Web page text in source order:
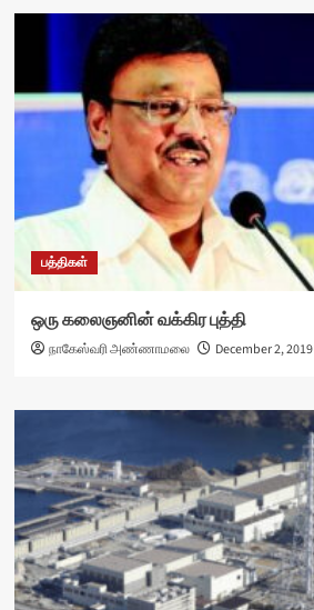
பத்திகள்
ஒரு கலைஞனின் வக்கிர புத்தி
நாகேஸ்வரி அண்ணாமலை December 2, 2019